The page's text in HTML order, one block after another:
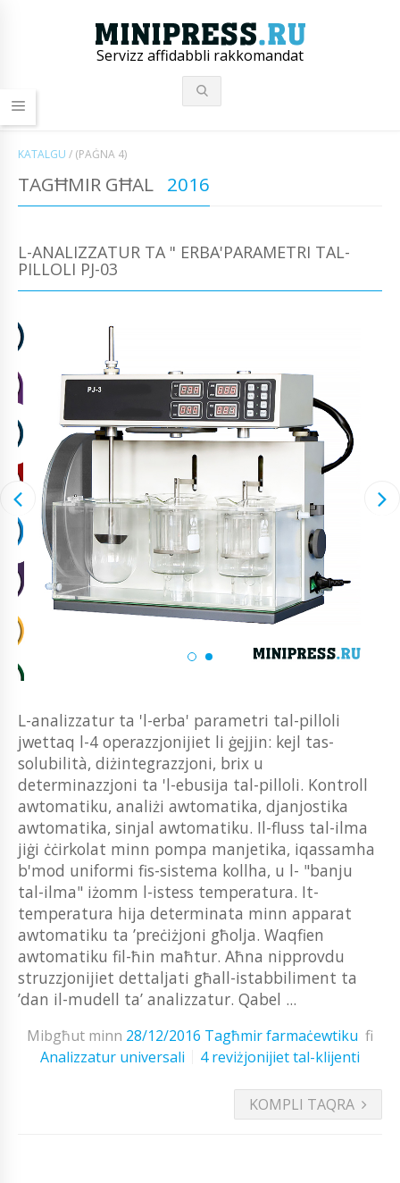
Servizz affidabbli rakkomandat
KATALGU / (PAĠNA 4)
TAGĦMIR GĦAL 2016
L-ANALIZZATUR TA " ERBA'PARAMETRI TAL-
PILLOLI PJ-03
L-analizzatur ta 'l-erba' parametri tal-pilloli
jwettaq l-4 operazzjonijiet li ġejjin: kejl tas-
solubilità, diżintegrazzjoni, brix u
determinazzjoni ta 'l-ebusija tal-pilloli. Kontroll
awtomatiku, analiżi awtomatika, djanjostika
awtomatika, sinjal awtomatiku. Il-fluss tal-ilma
jiġi ċċirkolat minn pompa manjetika, iqassamha
b'mod uniformi fis-sistema kollha, u l- "banju
tal-ilma" iżomm l-istess temperatura. It-
temperatura hija determinata minn apparat
awtomatiku ta ’preċiżjoni għolja. Waqfien
awtomatiku fil-ħin maħtur. Aħna nipprovdu
struzzjonijiet dettaljati għall-istabbiliment ta
’dan il-mudell ta’ analizzatur. Qabel ...
Mibgħut minn 28/12/2016 Tagħmir farmaċewtiku fi
Analizzatur universali
4 reviżjonijiet tal-klijenti
KOMPLI TAQRA